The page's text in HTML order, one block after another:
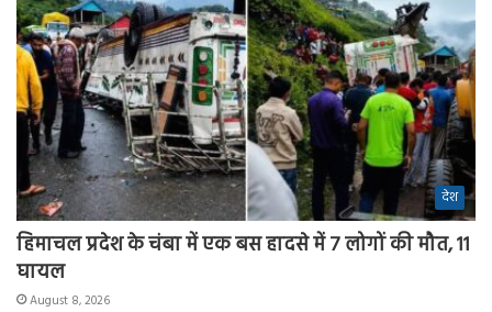
देश
हिमाचल प्रदेश के चंबा में एक बस हादसे में 7 लोगों की मौत, 11
घायल
August 8, 2026